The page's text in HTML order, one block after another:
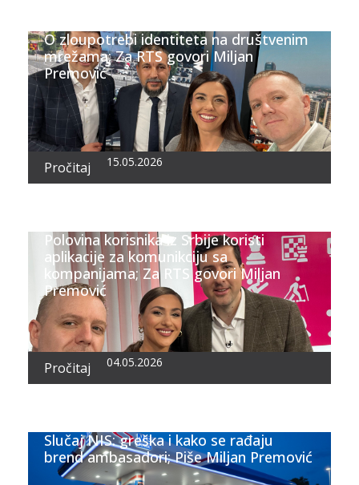
O zloupotrebi identiteta na društvenim
mrežama; Za RTS govori Miljan
Premović
Pročitaj 15.05.2026
Polovina korisnika iz Srbije koristi
aplikacije za komunikciju sa
kompanijama; Za RTS govori Miljan
Premović
Pročitaj 04.05.2026
Slučaj NIS: greška i kako se rađaju
brend ambasadori; Piše Miljan Premović